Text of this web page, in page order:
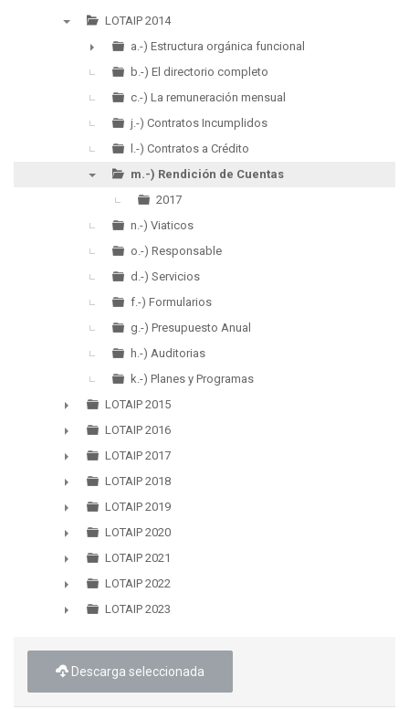
LOTAIP 2014
►
a.-) Estructura orgánica funcional
b.-) El directorio completo
c.-) La remuneración mensual
j.-) Contratos Incumplidos
l.-) Contratos a Crédito
m.-) Rendición de Cuentas
2017
n.-) Viaticos
o.-) Responsable
d.-) Servicios
f.-) Formularios
g.-) Presupuesto Anual
h.-) Auditorias
k.-) Planes y Programas
►
LOTAIP 2015
►
LOTAIP 2016
►
LOTAIP 2017
►
LOTAIP 2018
►
LOTAIP 2019
►
LOTAIP 2020
►
LOTAIP 2021
►
LOTAIP 2022
LOTAIP 2023
Descarga seleccionada